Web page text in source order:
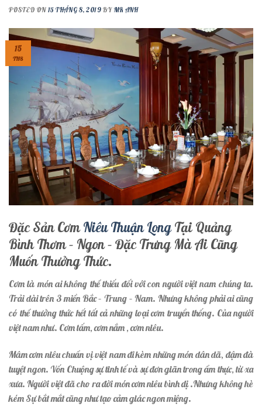
POSTED ON 15 THÁNG 8, 2019 BY MR ANH
15
TH8
Đặc Sản CơmNiêu Thuận LongTại Quảng
Bình Thơm – Ngon – Đặc Trưng Mà Ai Cũng
Muốn Thưởng Thức.
Cơm là món ai không thể thiếu đối với con người việt nam chúng ta.
Trải dài trên 3 miền Bắc – Trung – Nam. Nhưng không phải ai cũng
có thể thưởng thức hết tất cả những loại cơm truyền thống. Của người
việt nam như. Cơm tấm, cơm nắm , cơm niêu.
Mâm cơm niêu chuẩn vị việt nam đi kèm những món dân dã, đậm đà
tuyệt ngon. Vốn Chuộng sự tinh tế và sự đơn giãn trong ẩm thực, từ xa
xưa. Người việt đã cho ra đời món cơm niêu bình dị .Nhưng không hè
kém Sự bắt mắt cũng như tạo cảm giác ngon miệng.